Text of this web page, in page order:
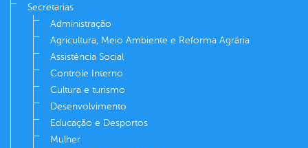
Secretarias
Administração
Agricultura, Meio Ambiente e Reforma Agrária
Assistência Social
Controle Interno
Cultura e turismo
Desenvolvimento
Educação e Desportos
Mulher